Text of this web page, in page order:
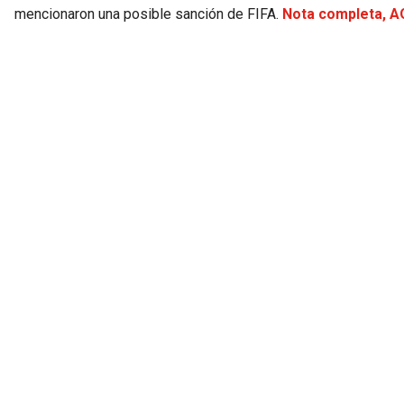
mencionaron una posible sanción de FIFA. Nota completa,